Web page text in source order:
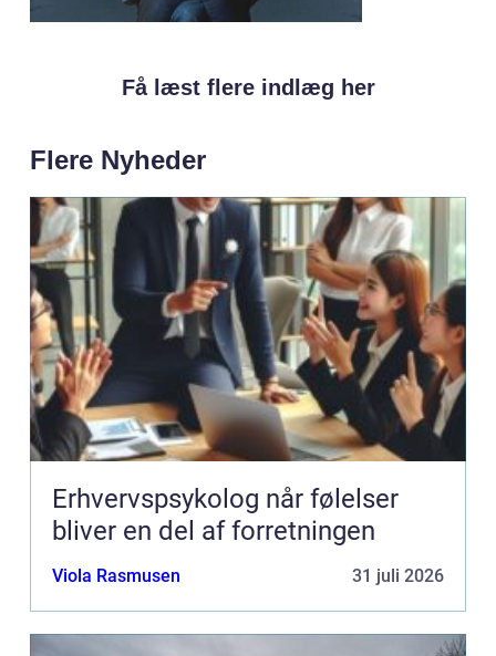
Få læst flere indlæg her
Flere Nyheder
Erhvervspsykolog når følelser
bliver en del af forretningen
Viola Rasmusen 31 juli 2026